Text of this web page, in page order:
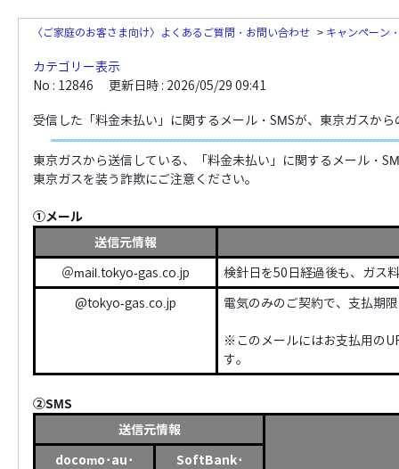
〈ご家庭のお客さま向け〉よくあるご質問・お問い合わせ > キャンペーン
カテゴリー表示
No : 12846
更新日時 : 2026/05/29 09:41
受信した「料金未払い」に関するメール・SMSが、東京ガスか
東京ガスから送信している、「料金未払い」に関するメール・
東京ガスを装う詐欺にご注意ください。
①メール
送信元情報
＠mail.tokyo-gas.co.jp
検針日を50日経過後も、ガス
@tokyo-gas.co.jp
電気のみのご契約で、支払期
※このメールにはお支払用の
す。
②SMS
送信元情報
docomo･au･
SoftBank･